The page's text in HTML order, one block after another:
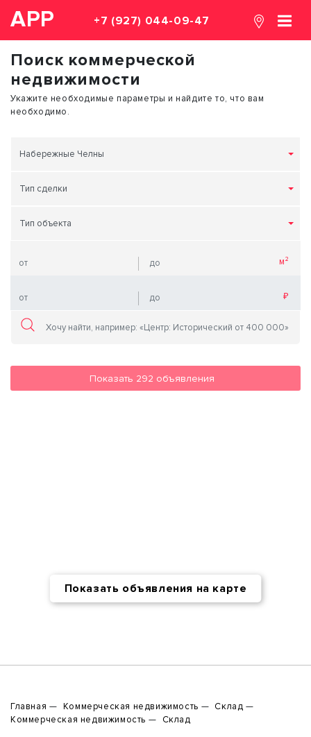
АРР +7 (927) 044-09-47
Поиск коммерческой
недвижимости
Укажите необходимые параметры и найдите то, что вам
необходимо.
Набережные Челны
Тип сделки
Тип объекта
Показать 292 объявления
Показать объявления на карте
Главная Коммерческая недвижимость
Склад
Коммерческая недвижимость
Склад